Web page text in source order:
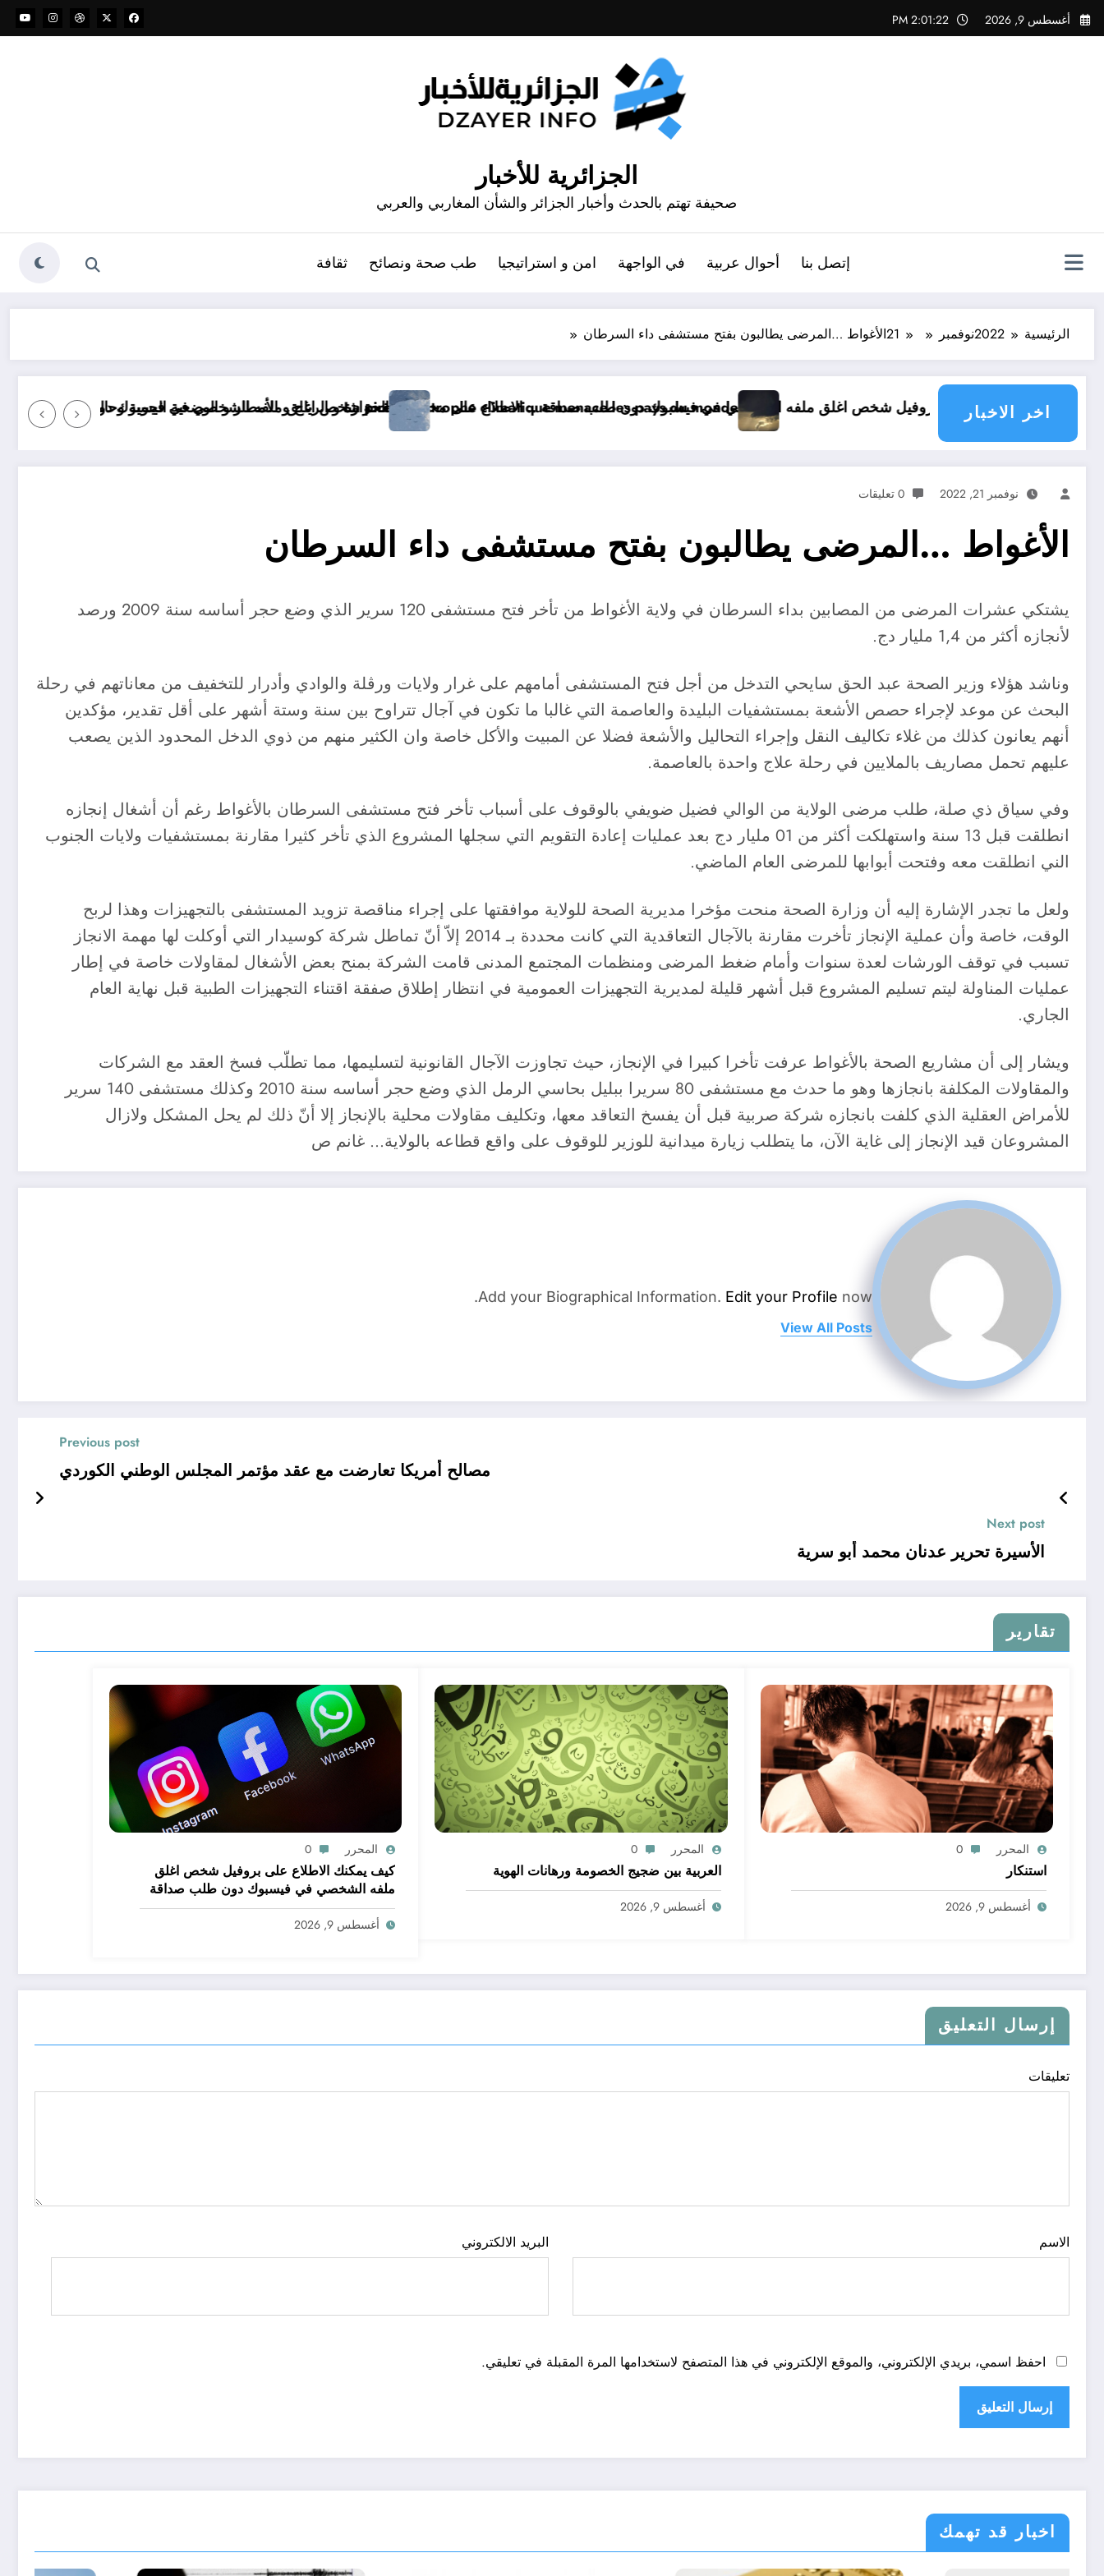
التجاوز
إلى
أغسطس 9, 2026 2:01:23 PM
الجزائرية للأخبار
صحيفة تهتم بالحدث وأخبار الجزائر والشأن المغاربي والعربي
إتصل بنا أحوال عربية في الواجهة امن و استراتيجيا طب صحة ونصائح ثقافة
الرئيسية 2022نوفمبر 21الأغواط …المرضى يطالبون بفتح مستشفى داء السرطان
اخر الاخبار
شخص اغلق ملفه الشخصي في فيسبوك دون طلب صداقة .. الاطلاع على محتوى صفحة شخص اغلق ملفه الشخصي في فيسبوك دون طلب صداقة
La pire catastrophe climatique menace les pays du mondeالحرارة و الرياح و الأمطار و الوضعية الجوية وحالة البحر في الولايات الجزائرية اليوم موعد انخفاض الحرارة في ولايات الجزائر
نوفمبر 21, 2022 0 تعليقات
الأغواط …المرضى يطالبون بفتح مستشفى داء السرطان
يشتكي عشرات المرضى من المصابين بداء السرطان في ولاية الأغواط من تأخر فتح مستشفى 120 سرير الذي وضع حجر أساسه سنة 2009 ورصد
لأنجازه أكثر من 1,4 مليار دج.
وناشد هؤلاء وزير الصحة عبد الحق سايحي التدخل من أجل فتح المستشفى أمامهم على غرار ولايات ورڨلة والوادي وأدرار للتخفيف من معاناتهم في رحلة
البحث عن موعد لإجراء حصص الأشعة بمستشفيات البليدة والعاصمة التي غالبا ما تكون في آجال تتراوح بين سنة وستة أشهر على أقل تقدير، مؤكدين
أنهم يعانون كذلك من غلاء تكاليف النقل وإجراء التحاليل والأشعة فضلا عن المبيت والأكل خاصة وان الكثير منهم من ذوي الدخل المحدود الذين يصعب
عليهم تحمل مصاريف بالملايين في رحلة علاج واحدة بالعاصمة.
وفي سياق ذي صلة، طلب مرضى الولاية من الوالي فضيل ضويفي بالوقوف على أسباب تأخر فتح مستشفى السرطان بالأغواط رغم أن أشغال إنجازه
انطلقت قبل 13 سنة واستهلكت أكثر من 01 مليار دج بعد عمليات إعادة التقويم التي سجلها المشروع الذي تأخر كثيرا مقارنة بمستشفيات ولايات الجنوب
الني انطلقت معه وفتحت أبوابها للمرضى العام الماضي.
ولعل ما تجدر الإشارة إليه أن وزارة الصحة منحت مؤخرا مديرية الصحة للولاية موافقتها على إجراء مناقصة تزويد المستشفى بالتجهيزات وهذا لربح
الوقت، خاصة وأن عملية الإنجاز تأخرت مقارنة بالآجال التعاقدية التي كانت محددة بـ 2014 إلاّ أنّ تماطل شركة كوسيدار التي أوكلت لها مهمة الانجاز
تسبب في توقف الورشات لعدة سنوات وأمام ضغط المرضى ومنظمات المجتمع المدنى قامت الشركة بمنح بعض الأشغال لمقاولات خاصة في إطار
عمليات المناولة ليتم تسليم المشروع قبل أشهر قليلة لمديرية التجهيزات العمومية في انتظار إطلاق صفقة اقتناء التجهيزات الطبية قبل نهاية العام
الجاري.
ويشار إلى أن مشاريع الصحة بالأغواط عرفت تأخرا كبيرا في الإنجاز، حيث تجاوزت الآجال القانونية لتسليمها، مما تطلّب فسخ العقد مع الشركات
والمقاولات المكلفة بانجازها وهو ما حدث مع مستشفى 80 سريرا ببليل بحاسي الرمل الذي وضع حجر أساسه سنة 2010 وكذلك مستشفى 140 سرير
للأمراض العقلية الذي كلفت بانجازه شركة صربية قبل أن يفسخ التعاقد معها، وتكليف مقاولات محلية بالإنجاز إلا أنّ ذلك لم يحل المشكل ولازال
المشروعان قيد الإنجاز إلى غاية الآن، ما يتطلب زيارة ميدانية للوزير للوقوف على واقع قطاعه بالولاية… غانم ص
Add your Biographical Information. Edit your Profile now.
View All Posts
Previous post
مصالح أمريكا تعارضت مع عقد مؤتمر المجلس الوطني الكوردي
Next post
الأسيرة تحرير عدنان محمد أبو سرية
تقارير
المحرر 0
استنكار
أغسطس 9, 2026
المحرر 0
العربية بين ضجيج الخصومة ورهانات الهوية
أغسطس 9, 2026
المحرر 0
كيف يمكنك الاطلاع على بروفيل شخص اغلق
ملفه الشخصي في فيسبوك دون طلب صداقة
.. الاطلاع على محتوى صفحة شخص اغلق ملفه
الشخصي في فيسبوك دون طلب صداقة
أغسطس 9, 2026
إرسال التعليق
تعليقات
الاسم البريد الالكتروني
احفظ اسمي، بريدي الإلكتروني، والموقع الإلكتروني في هذا المتصفح لاستخدامها المرة المقبلة في تعليقي.
اخبار قد تهمك